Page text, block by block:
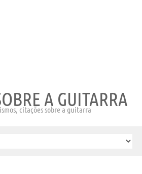
A GUITARRA
citações sobre a guitarra